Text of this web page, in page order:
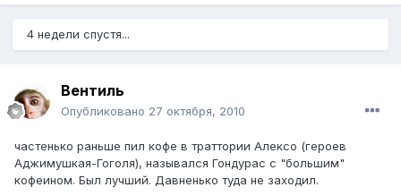
4 недели спустя...
Вентиль
Опубликовано 27 октября, 2010
частенько раньше пил кофе в траттории Алексо (героев
Аджимушкая-Гоголя), назывался Гондурас с "большим"
кофеином. Был лучший. Давненько туда не заходил.